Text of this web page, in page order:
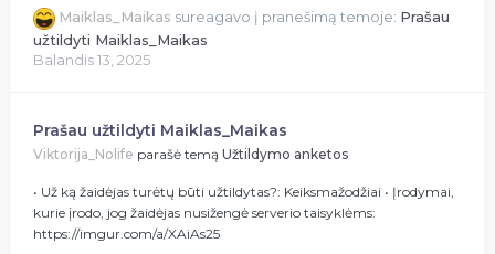
Maiklas_Maikas sureagavo į pranešimą temoje: Prašau
užtildyti Maiklas_Maikas
Balandis 13, 2025
Prašau užtildyti Maiklas_Maikas
Viktorija_Nolife parašė temą Užtildymo anketos
• Už ką žaidėjas turėtų būti užtildytas?: Keiksmažodžiai • Įrodymai,
kurie įrodo, jog žaidėjas nusižengė serverio taisyklėms:
https://imgur.com/a/XAiAs25